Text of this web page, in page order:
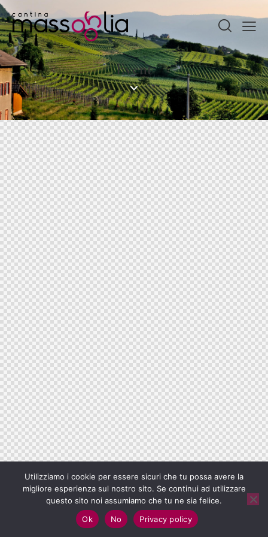
Event
Utilizziamo i cookie per essere sicuri che tu possa avere la
migliore esperienza sul nostro sito. Se continui ad utilizzare
questo sito noi assumiamo che tu ne sia felice.
Ok
No Privacy policy